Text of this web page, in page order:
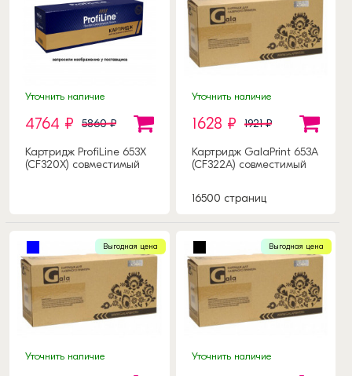
Уточнить наличие
4764 ₽ 5860 ₽
Картридж ProfiLine 653X
(CF320X) совместимый
Уточнить наличие
1628 ₽ 1921 ₽
Картридж GalaPrint 653A
(CF322A) совместимый
16500 страниц
Выгодная цена
Уточнить наличие
Выгодная цена
Уточнить наличие